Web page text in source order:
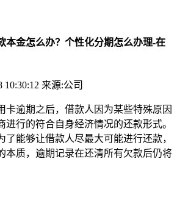
本金怎么办？个性化分期怎么办理-在
10:30:12 来源:公司
卡逾期之后，借款人因为某些特殊原因
进行的符合自身经济情况的还款形式。
了能够让借款人尽最大可能进行还款，
本质，逾期记录在还清所有欠款后仍将